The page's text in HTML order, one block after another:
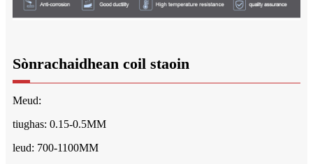
Sònrachaidhean coil staoin
Meud:
tiughas: 0.15-0.5MM
leud: 700-1100MM